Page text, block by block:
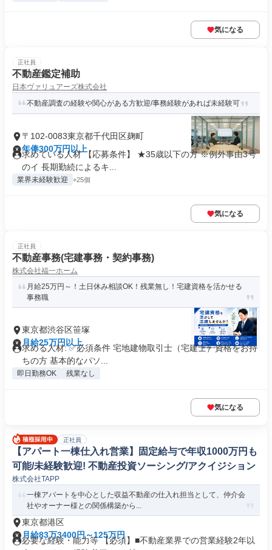
気になる
正社員
不動産鑑定補助
日本ヴァリュアーズ株式会社
不動産調査の経験や関心がある方歓迎/事務経験があれば未経験可
〒102-0083東京都千代田区麹町
年俸300万円以上
求めている人材 【応募条件】 ★35歳以下の方 ※例外事由3号
のイ 長期勤続によるキ...
業界未経験歓迎 +25個
気になる
正社員
不動産事務(宅建事務・契約事務)
株式会社福一ホーム
月給25万円～！土日休み相談OK！残業無し！宅建資格を活かせる
事務職
東京都渋谷区笹塚
月給25万円以上
求める人材: ✅必須条件 宅地建物取引士（宅建士）資格をお持
ちの方 基本的なパソ...
即日勤務OK 残業なし
気になる
正社員
【アパート一棟仕入れ営業】固定給与で年収1000万円も
可能/未経験歓迎! 不動産投資ソーシング/アクイジション
株式会社TAPP
一棟アパートを中心とした収益不動産の仕入れ担当として、仲介会
社やオーナー様との関係構築から...
東京都港区
月給83万3400円～125万円
必要な経験・能力等 【必須】■不動産業界での営業経験2年以